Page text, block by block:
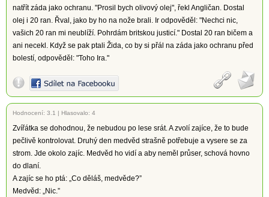
natřít záda jako ochranu. "Prosil bych olivový olej", řekl Angličan. Dostal
olej i 20 ran. Řval, jako by ho na nože brali. Ir odpověděl: "Nechci nic,
vašich 20 ran mi neublíží. Pohrdám britskou justicí." Dostal 20 ran bičem a
ani necekl. Když se pak ptali Žida, co by si přál na záda jako ochranu před
bolestí, odpověděl: "Toho Ira."
Hodnocení: 3.1 | Hlasovalo: 4
Zvířátka se dohodnou, že nebudou po lese srát. A zvolí zajíce, že to bude
pečlivě kontrolovat. Druhý den medvěd strašně potřebuje a vysere se za
strom. Jde okolo zajíc. Medvěd ho vidí a aby neměl průser, schová hovno
do dlaní.
A zajíc se ho ptá: „Co děláš, medvěde?”
Medvěd: „Nic.”